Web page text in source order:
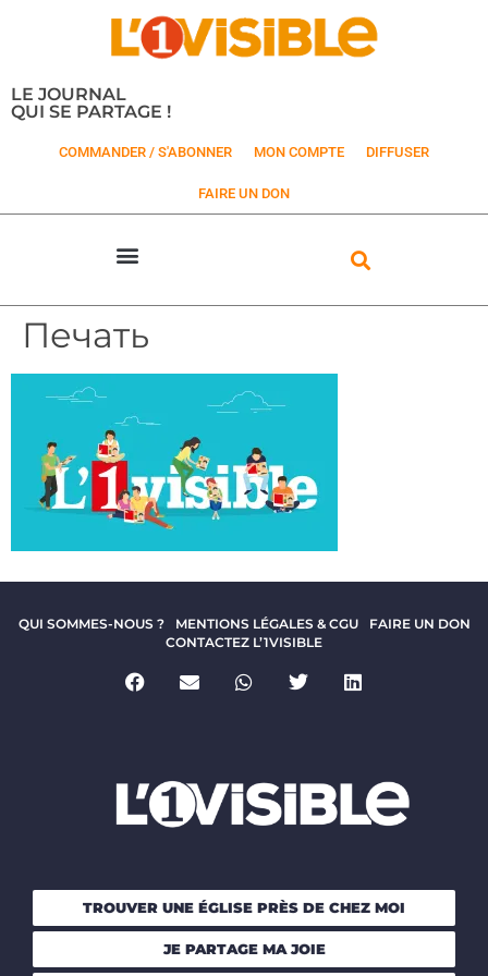
LE JOURNAL
QUI SE PARTAGE !
COMMANDER / S'ABONNER MON COMPTE DIFFUSER
FAIRE UN DON
Печать
QUI SOMMES-NOUS ? MENTIONS LÉGALES & CGU
FAIRE UN DON
CONTACTEZ L’1VISIBLE
TROUVER UNE ÉGLISE PRÈS DE CHEZ MOI
JE PARTAGE MA JOIE